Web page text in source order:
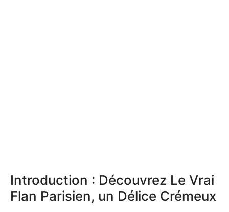
Introduction : Découvrez Le Vrai
Flan Parisien, un Délice Crémeux